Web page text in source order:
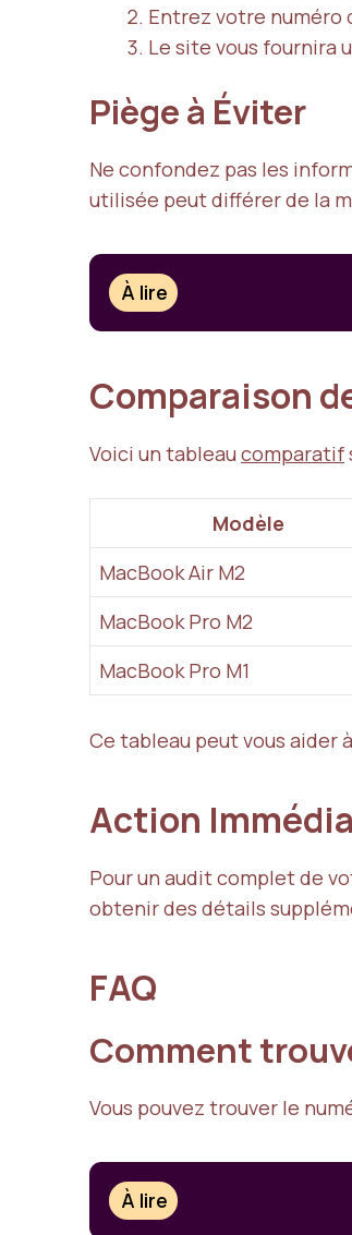
Entrez votre numéro
Le site vous fournira
Piège à Éviter
Ne confondez pas les
utilisée peut différer de la
À lire
Comparaison
Voici un tableau comparatif
Modèle
MacBook Air M2
MacBook Pro M2
MacBook Pro M1
Ce tableau peut vous
Action
Pour un audit complet de
obtenir des détails
FAQ
Comment
Vous pouvez trouver le
À lire